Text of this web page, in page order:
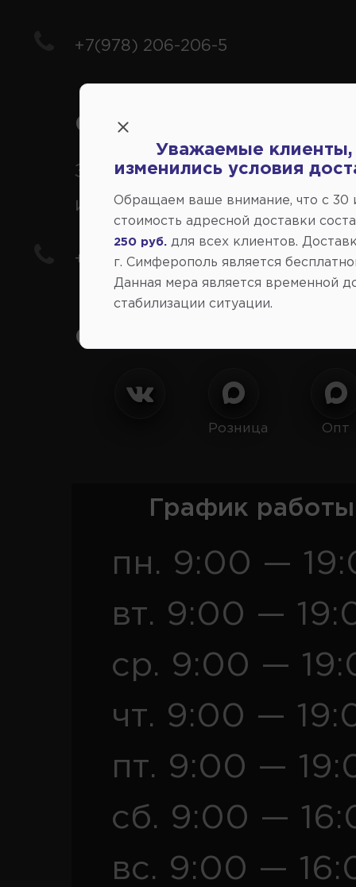
+7(978) 206-206-5
Справочный центр:
Заказ шин, дисков,
иномарки
+7(978) 206-206-8
Социальные сети:
Розница Опт
График
пн. 9:00 —
вт. 9:00 —
ср. 9:00 —
чт. 9:00 —
пт. 9:00 —
сб. 9:00 —
вс. 9:00 —
Уважаемые клиенты,
изменились условия
Обращаем ваше внимание, что c 30
стоимость адресной доставки
250 руб. для всех клиентов.
г. Симферополь является
Данная мера является временной
стабилизации ситуации.